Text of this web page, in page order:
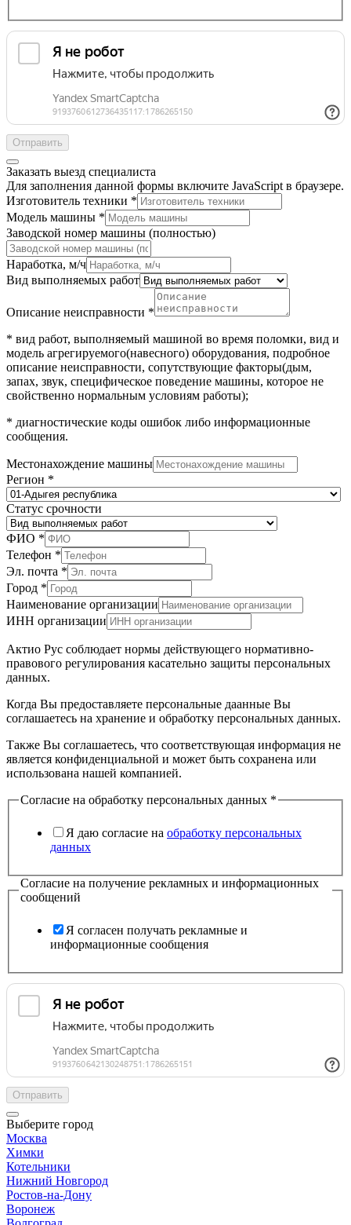
Отправить
Заказать выезд специалиста
Для заполнения данной формы включите JavaScript в браузере.
Изготовитель техники *
Модель машины *
Заводской номер машины (полностью)
Наработка, м/ч
Вид выполняемых работ
Описание неисправности *
* вид работ, выполняемый машиной во время поломки, вид и
модель агрегируемого(навесного) оборудования, подробное
описание неисправности, сопутствующие факторы(дым,
запах, звук, специфическое поведение машины, которое не
свойственно нормальным условиям работы);
* диагностические коды ошибок либо информационные
сообщения.
Местонахождение машины
Регион *
Статус срочности
ФИО *
отправки
машины
Модель
Телефон *
Эл. почта *
Город *
Наименование организации
ИНН организации
Актио Рус соблюдает нормы действующего нормативно-
правового регулирования касательно защиты персональных
данных.
Когда Вы предоставляете персональные даанные Вы
соглашаетесь на хранение и обработку персональных данных.
Также Вы соглашаетесь, что соответствующая информация не
является конфиденциальной и может быть сохранена или
использована нашей компанией.
Согласие на обработку персональных данных *
Я даю согласие на обработку персональных
данных
Согласие на получение рекламных и информационных
сообщений
Я согласен получать рекламные и
информационные сообщения
Отправить
Выберите город
Москва
Химки
Котельники
Нижний Новгород
Ростов-на-Дону
Воронеж